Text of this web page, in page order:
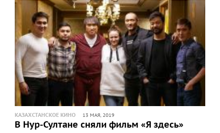
КАЗАХСТАНСКОЕ КИНО 13 МАЯ, 2019
В Нур-Султане сняли фильм «Я здесь»